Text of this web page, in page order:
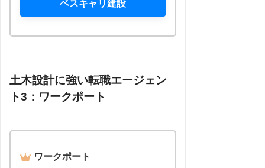
ベスキャリ建設
土木設計に強い転職エージェン
ト3：ワークポート
ワークポート